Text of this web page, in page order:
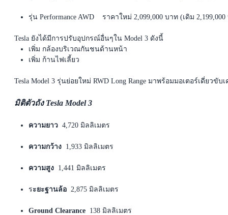
รุ่น Performance AWD ราคาใหม่ 2,099,000 บาท (เดิม
Tesla ยังได้มีการปรับอุปกรณ์อื่นๆใน Model 3 ดังนี้
เพิ่ม กล้องบริเวณกันชนด้านหน้า
เพิ่ม ก้านไฟเลี้ยว
Tesla Model 3 รุ่นย่อยใหม่ RWD Long Range มาพร้อมมอเตอร์เดี่ยวขั
มิติตัวถัง Tesla Model 3
ความยาว 4,720 มิลลิเมตร
ความกว้าง 1,933 มิลลิเมตร
ความสูง 1,441 มิลลิเมตร
ระยะฐานล้อ 2,875 มิลลิเมตร
Ground Clearance 138 มิลลิเมตร